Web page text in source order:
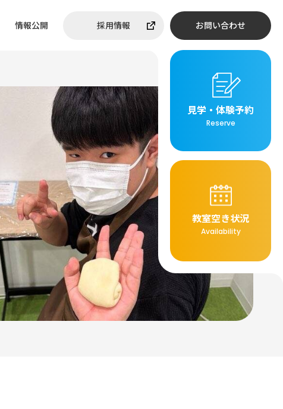
情報公開 採用情報 お問い合わせ
見学・体験予約
Reserve
教室空き状況
Availability